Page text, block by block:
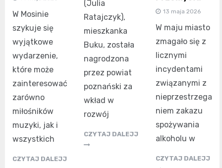
W Mosinie
szykuje się
wyjątkowe
wydarzenie,
które może
zainteresować
zarówno
miłośników
muzyki, jak i
wszystkich
CZYTAJ DALEJJ
(Julia
Ratajczyk),
mieszkanka
Buku, została
nagrodzona
przez powiat
poznański za
wkład w
rozwój
CZYTAJ DALEJJ
13 maja 2026
W maju miasto
zmagało się z
licznymi
incydentami
związanymi z
nieprzestrzega
niem zakazu
spożywania
alkoholu w
CZYTAJ DALEJJ